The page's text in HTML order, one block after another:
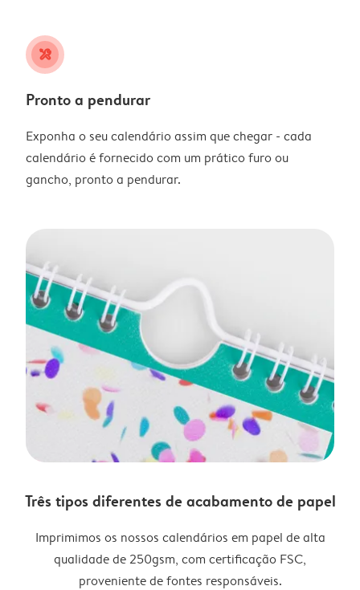
tools
Pronto a pendurar
Exponha o seu calendário assim que chegar - cada
calendário é fornecido com um prático furo ou
gancho, pronto a pendurar.
Três tipos diferentes de acabamento de papel
Imprimimos os nossos calendários em papel de alta
qualidade de 250gsm, com certificação FSC,
proveniente de fontes responsáveis.